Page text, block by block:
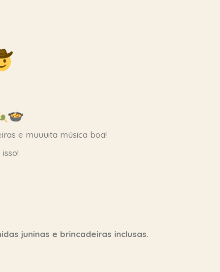
e muuuita música boa!
juninas e brincadeiras inclusas.